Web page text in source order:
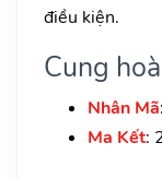
điều kiện.
Cung
Nhân Mã
Ma Kết: